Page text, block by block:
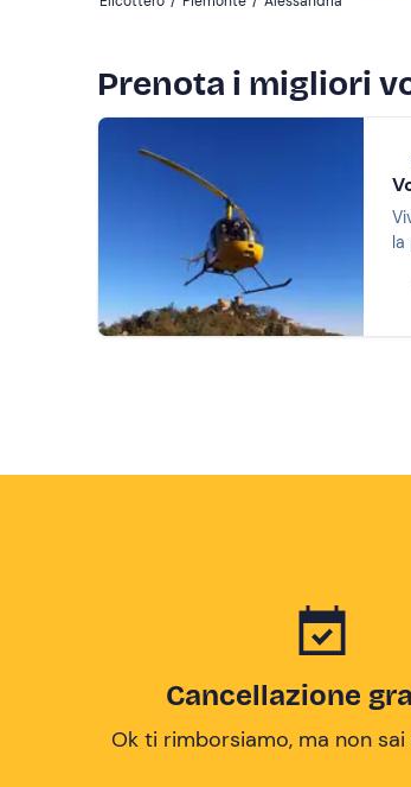
Prenota i migliori
Cancellazione
Ok ti rimborsiamo, ma non